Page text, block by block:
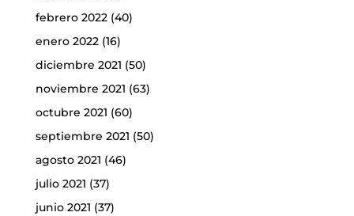
febrero 2022(40)
enero 2022(16)
diciembre 2021 (50)
noviembre 2021 (63)
octubre 2021 (60)
septiembre 2021 (50)
agosto 2021 (46)
julio 2021 (37)
junio 2021 (37)